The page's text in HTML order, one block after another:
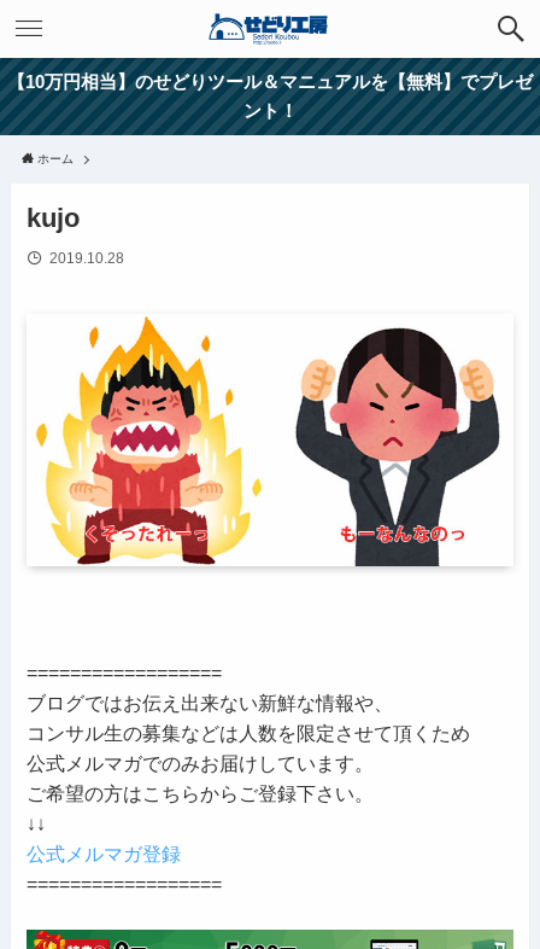
【10万円相当】のせどりツール＆マニュアルを【無料】でプレゼ
ント！
ホーム
kujo
2019.10.28
==================
ブログではお伝え出来ない新鮮な情報や、
コンサル生の募集などは人数を限定させて頂くため
公式メルマガでのみお届けしています。
ご希望の方はこちらからご登録下さい。
↓↓
公式メルマガ登録
==================